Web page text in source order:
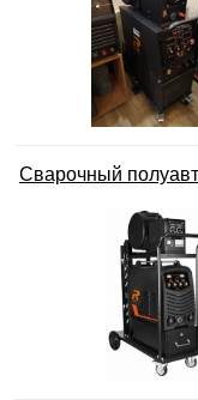
Сварочный